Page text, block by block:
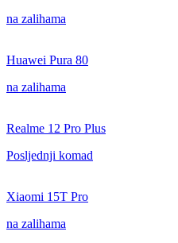
na zalihama
Huawei Pura 80
na zalihama
Realme 12 Pro Plus
Posljednji komad
Xiaomi 15T Pro
na zalihama